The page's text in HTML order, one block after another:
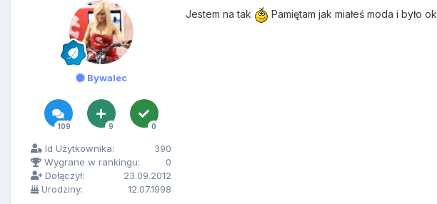
Bywalec
109 9 0
Id Użytkownika:
390
Wygrane w rankingu:
0
Dołączył:
23.09.2012
Urodziny:
12.07.1998
Jestem na tak Pamiętam jak miałeś moda i było ok